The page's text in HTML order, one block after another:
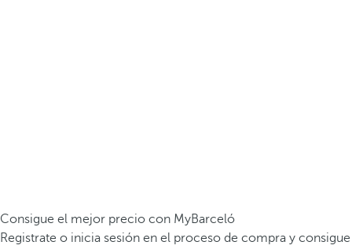
Consigue el mejor precio con MyBarceló
Registrate o inicia sesión en el proceso de compra y consigue